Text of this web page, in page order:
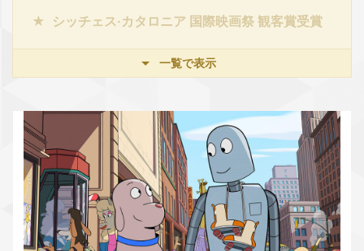
フェロス賞 コメティ映画賞|作曲賞|最優秀ポスタ